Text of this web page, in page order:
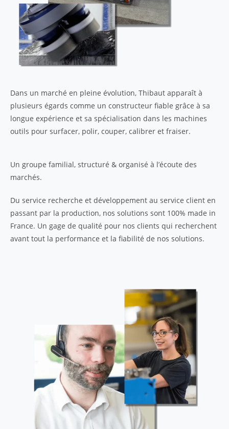
Dans un marché en pleine évolution, Thibaut apparaît à
plusieurs égards comme un constructeur fiable grâce à sa
longue expérience et sa spécialisation dans les machines
outils pour surfacer, polir, couper, calibrer et fraiser.
Un groupe familial, structuré & organisé à l’écoute des
marchés.
Du service recherche et développement au service client en
passant par la production, nos solutions sont 100% made in
France. Un gage de qualité pour nos clients qui recherchent
avant tout la performance et la fiabilité de nos solutions.